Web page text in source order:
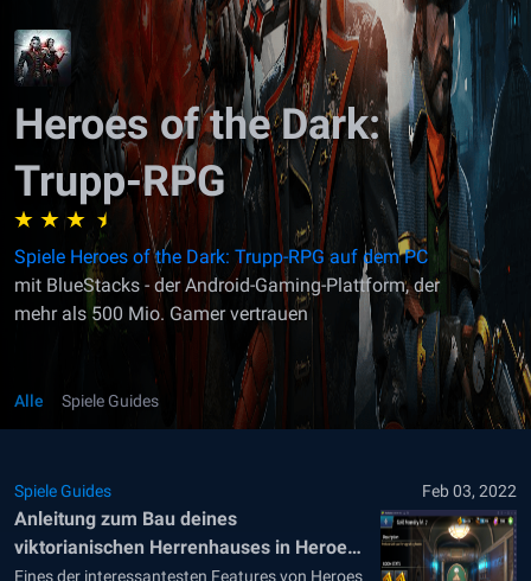
Heroes of the Dark:
Trupp-RPG
Spiele Heroes of the Dark: Trupp-RPG auf dem PC
mit BlueStacks - der Android-Gaming-Plattform, der
mehr als 500 Mio. Gamer vertrauen
Alle Spiele Guides
Spiele Guides Feb 03, 2022
Anleitung zum Bau deines
viktorianischen Herrenhauses in Heroes
of the Dark
Eines der interessantesten Features von Heroes